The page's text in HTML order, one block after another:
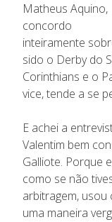
Matheus Aquino,
concordo
inteiramente
sido o Derby do
Corinthians e o
vice, tende a se
E achei a
Valentim bem
Galliote. Porque
como se não
arbitragem,
uma maneira